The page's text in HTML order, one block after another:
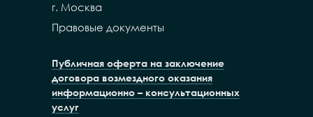
Публичная оферта на заключение
договора возмездного оказания
информационно – консультационных
услуг
Правовые документы
г. Москва